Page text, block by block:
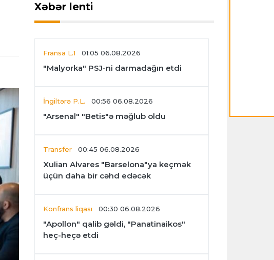
Xəbər lenti
Fransa L.1 01:05 06.08.2026
"Malyorka" PSJ-ni darmadağın etdi
İngiltərə P.L. 00:56 06.08.2026
"Arsenal" "Betis"ə məğlub oldu
Transfer 00:45 06.08.2026
Xulian Alvares "Barselona"ya keçmək
üçün daha bir cəhd edəcək
Konfrans liqası 00:30 06.08.2026
"Apollon" qalib gəldi, "Panatinaikos"
heç-heçə etdi